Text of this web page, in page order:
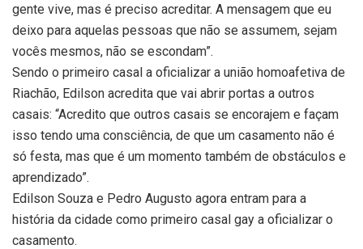
gente vive, mas é preciso acreditar. A mensagem que eu
deixo para aquelas pessoas que não se assumem, sejam
vocês mesmos, não se escondam”.
Sendo o primeiro casal a oficializar a união homoafetiva de
Riachão, Edilson acredita que vai abrir portas a outros
casais: “Acredito que outros casais se encorajem e façam
isso tendo uma consciência, de que um casamento não é
só festa, mas que é um momento também de obstáculos e
aprendizado”.
Edilson Souza e Pedro Augusto agora entram para a
história da cidade como primeiro casal gay a oficializar o
casamento.